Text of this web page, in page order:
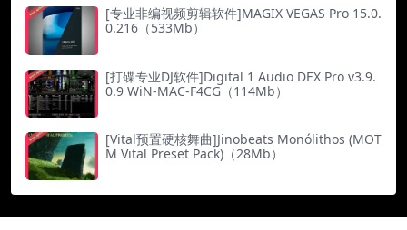
[专业非编视频剪辑软件]MAGIX VEGAS Pro 15.0.
0.216（533Mb）
[打碟专业DJ软件]Digital 1 Audio DEX Pro v3.9.
0.9 WiN-MAC-F4CG（114Mb）
[Vital预置硬核舞曲]Jinobeats Monólithos (MOT
M Vital Preset Pack)（28Mb）